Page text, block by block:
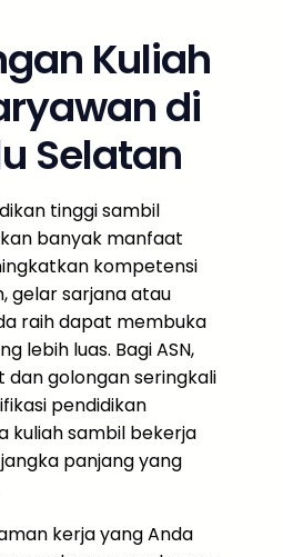
Kuliah
di
Selatan
tinggi sambil
banyak manfaat
kompetensi
gelar sarjana atau
raih dapat membuka
lebih luas. Bagi ASN,
dan golongan seringkali
pendidikan
kuliah sambil bekerja
panjang yang
kerja yang Anda